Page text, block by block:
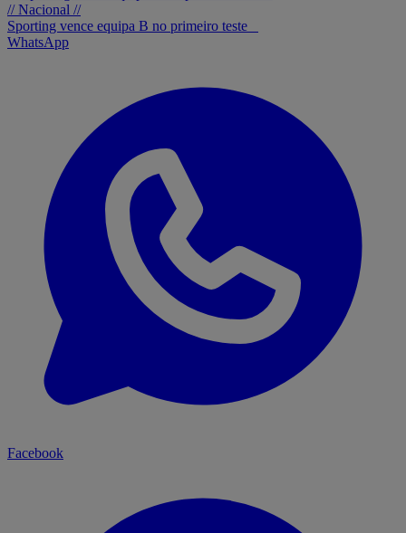
// Nacional //
Sporting vence equipa B no primeiro teste
WhatsApp
Facebook